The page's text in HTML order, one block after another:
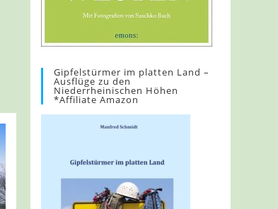
Gipfelstürmer im platten Land –
Ausflüge zu den
Niederrheinischen Höhen
*Affiliate Amazon